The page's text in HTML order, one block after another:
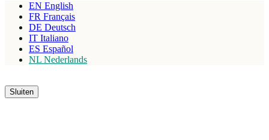
EN English
FR Français
DE Deutsch
IT Italiano
ES Español
NL Nederlands
Sluiten